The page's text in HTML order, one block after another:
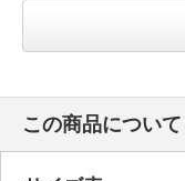
この商品について